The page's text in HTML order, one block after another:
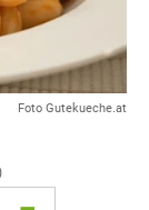
Foto Gutekueche.at